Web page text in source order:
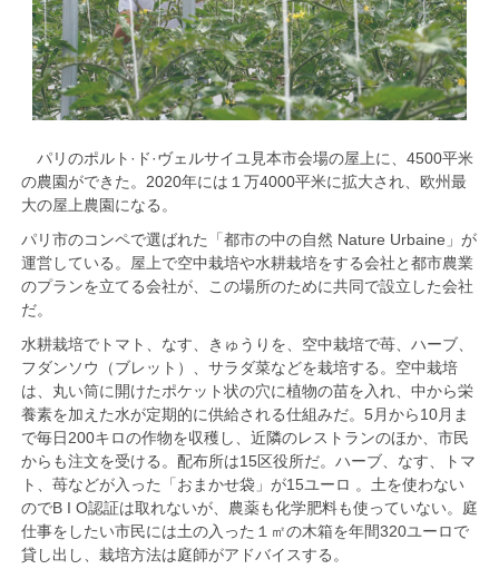
パリのポルト·ド·ヴェルサイユ見本市会場の屋上に、4500平米
の農園ができた。2020年には１万4000平米に拡大され、欧州最
大の屋上農園になる。
パリ市のコンペで選ばれた「都市の中の自然 Nature Urbaine」が
運営している。屋上で空中栽培や水耕栽培をする会社と都市農業
のプランを立てる会社が、この場所のために共同で設立した会社
だ。
水耕栽培でトマト、なす、きゅうりを、空中栽培で苺、ハーブ、
フダンソウ（ブレット）、サラダ菜などを栽培する。空中栽培
は、丸い筒に開けたポケット状の穴に植物の苗を入れ、中から栄
養素を加えた水が定期的に供給される仕組みだ。5月から10月ま
で毎日200キロの作物を収穫し、近隣のレストランのほか、市民
からも注文を受ける。配布所は15区役所だ。ハーブ、なす、トマ
ト、苺などが入った「おまかせ袋」が15ユーロ 。土を使わない
のでB I O認証は取れないが、農薬も化学肥料も使っていない。庭
仕事をしたい市民には土の入った１㎡の木箱を年間320ユーロで
貸し出し、栽培方法は庭師がアドバイスする。